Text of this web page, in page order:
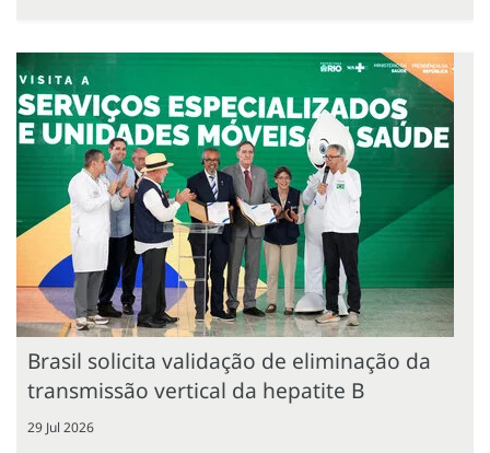
Brasil solicita validação de eliminação da
transmissão vertical da hepatite B
29 Jul 2026